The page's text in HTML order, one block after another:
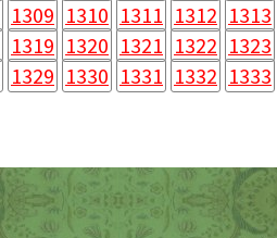
1309 1310 1311 1312 1313
1319 1320 1321 1322 1323
1329 1330 1331 1332 1333